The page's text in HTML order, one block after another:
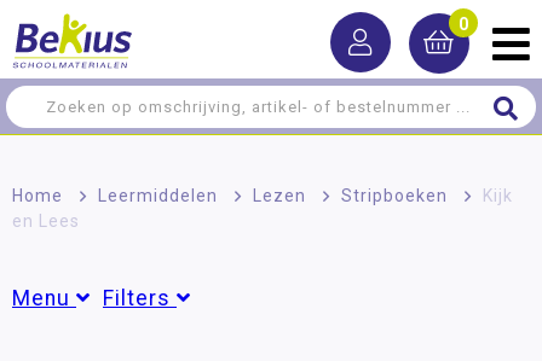
0
Home > Leermiddelen > Lezen > Stripboeken >
Kijk
en Lees
Menu Filters